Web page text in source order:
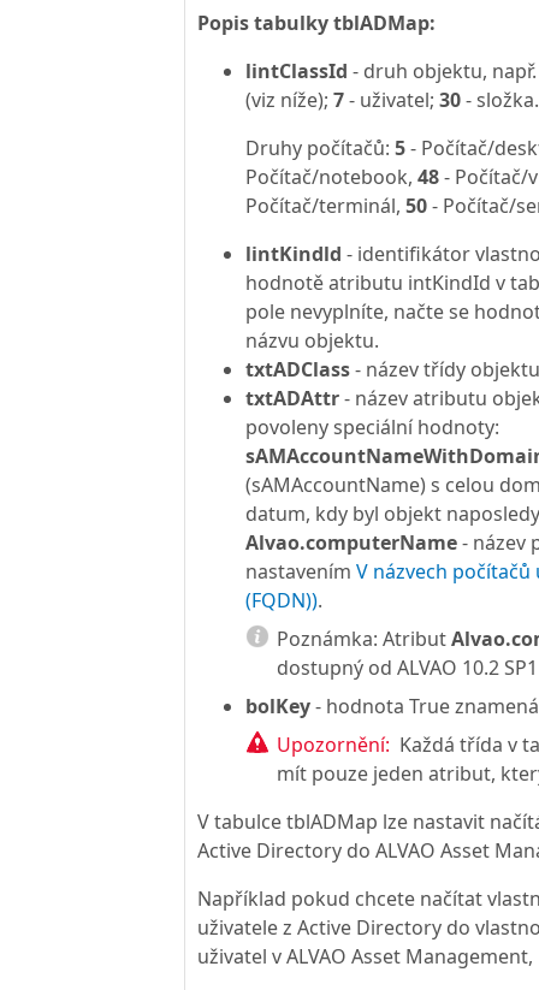
Popis tabulky tblADMap:
lintClassId - druh objektu,
(viz níže); 7- uživatel; 30- složka.
Druhy počítačů: 5- Počítač/
Počítač/notebook, 48- Počítač/
Počítač/terminál, 50- Počítač/
lintKindld - identifikátor
hodnotě atributu intKindId v
pole nevyplníte, načte se
názvu objektu.
txtADClass- název třídy
txtADAttr- název atributu
povoleny speciální hodnoty:
(sAMAccountName) s celou
datum, kdy byl objekt
Alvao.computerName- název
nastavením V názvech
(FQDN)).
Poznámka: Atribut
dostupný od ALVAO 10.2
bolKey- hodnota True
Upozornění: Každá třída v
mít pouze jeden atribut,
V tabulce tblADMap lze nastavit
Active Directory do ALVAO Asset
Například pokud chcete načítat
uživatele z Active Directory do
uživatel v ALVAO Asset